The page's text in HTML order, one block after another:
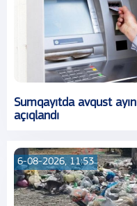
Sumqayıtda avqust
açıqlandı
6-08-2026, 11:53